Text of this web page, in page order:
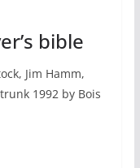
bible
Jim Hamm,
1992 by Bois